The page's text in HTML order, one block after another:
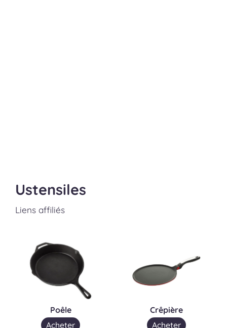
Ustensiles
Liens affiliés
Poêle
Acheter
Crêpière
Acheter